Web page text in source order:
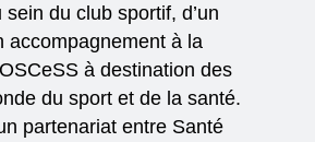
du club sportif, d’un
accompagnement à la
à destination des
du sport et de la santé.
partenariat entre Santé